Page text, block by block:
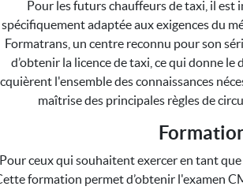
Pour les futurs chauffeurs de taxi, il
spécifiquement adaptée aux exigences du
Formatrans, un centre reconnu pour son
d’obtenir la licence de taxi, ce qui donne
l'ensemble des connaissances
maîtrise des principales règles de
Pour ceux qui souhaitent exercer en tant
formation permet d’obtenir l'examen